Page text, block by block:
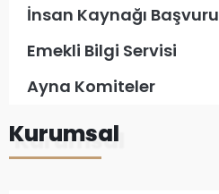
İnsan Kaynağı Başvuru
Emekli Bilgi Servisi
Ayna Komiteler
Kurumsal